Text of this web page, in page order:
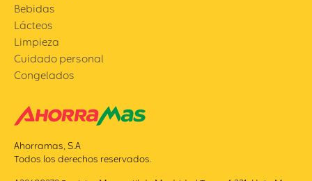
Bebidas
Lácteos
Limpieza
Cuidado personal
Congelados
Ahorramas, S.A
Todos los derechos reservados.